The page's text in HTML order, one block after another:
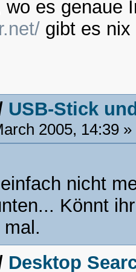
es genaue
gibt es nix
USB-Stick
2005, 14:39 »
nicht
Könnt
Desktop